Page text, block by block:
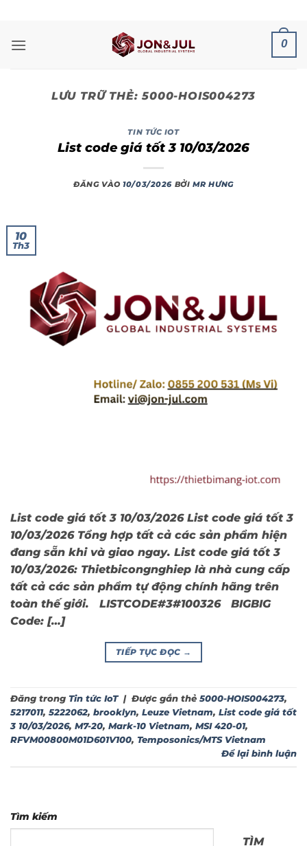
nội
0
LƯU TRỮ THẺ:5000-HOIS004273
TIN TỨC IOT
List code giá tốt 3 10/03/2026
ĐĂNG VÀO10/03/2026 BỞI MR HƯNG
10
Th3
List code giá tốt 3 10/03/2026 List code giá tốt 3
10/03/2026 Tổng hợp tất cả các sản phẩm hiện
đang sẵn khi và giao ngay. List code giá tốt 3
10/03/2026: Thietbicongnghiep là nhà cung cấp
tất cả các sản phẩm tự động chính hãng trên
toàn thế giới. LISTCODE#3#100326 BIGBIG
Code: […]
TIẾP TỤC ĐỌC →
Đăng trong Tin tức IoT | Được gắn thẻ 5000-HOIS004273,
5217011, 5222062, brooklyn, Leuze Vietnam, List code giá tốt
3 10/03/2026, M7-20, Mark-10 Vietnam, MSI 420-01,
RFVM00800M01D601V100, Temposonics/MTS Vietnam
Để lại bình luận
Tìm kiếm
TÌM